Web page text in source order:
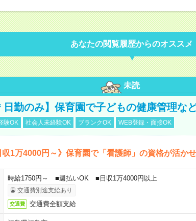
あなたの閲覧履歴からのオススメ
未読
日勤のみ】保育園で子どもの健康管理な
験OK 社会人未経験OK ブランクOK WEB登録・面接OK
収1万4000円～》保育園で「看護師」の資格が活か
時給1750円～ ■週払いOK ■日収1万4000円以上
交通費別途支給あり
交通費 交通費全額支給